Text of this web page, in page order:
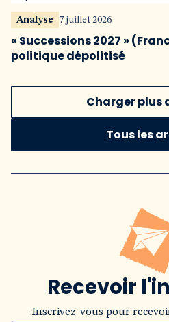
Analyse 7 juillet 2026
« Successions 2027 »
politique dépolitisé
Charger plus
Tous les
Recevoir
Inscrivez-vous pour